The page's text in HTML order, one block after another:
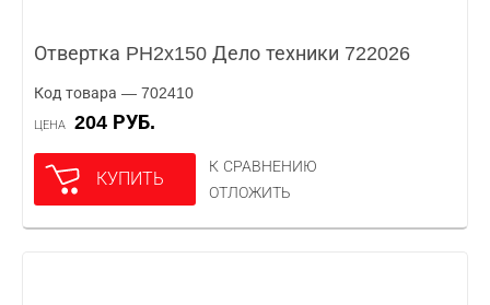
Отвертка PH2x150 Дело техники 722026
Код товара — 702410
ЦЕНА 204 РУБ.
КУПИТЬ
К СРАВНЕНИЮ
ОТЛОЖИТЬ